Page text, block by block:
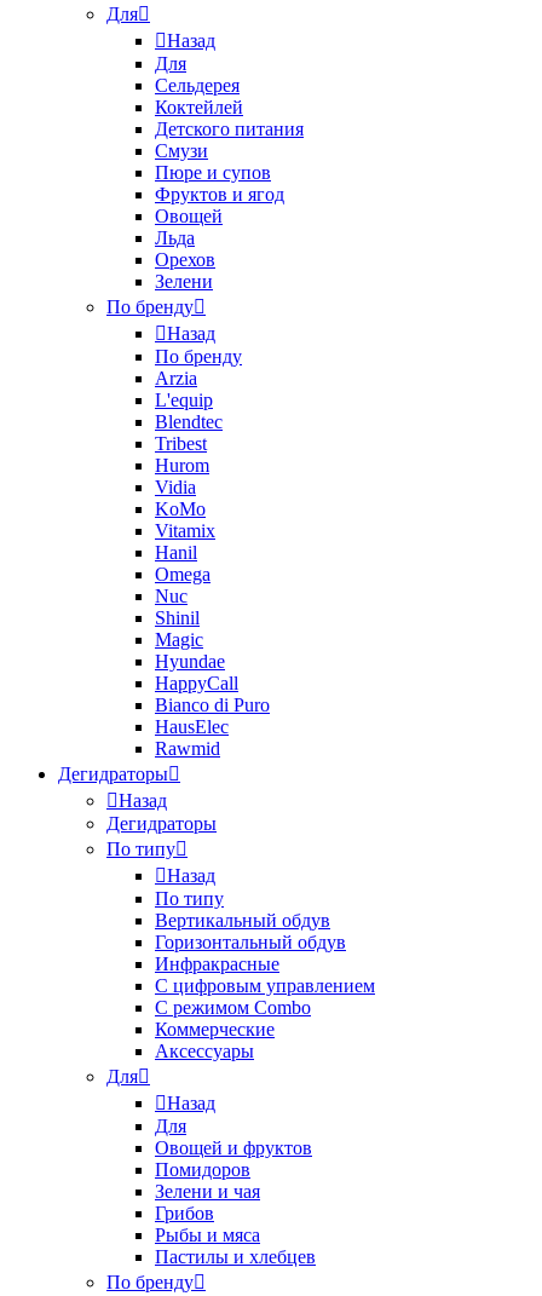
Для
Назад
Для
Сельдерея
Коктейлей
Детского питания
Смузи
Пюре и супов
Фруктов и ягод
Овощей
Льда
Орехов
Зелени
По бренду
Назад
По бренду
Arzia
L'equip
Blendtec
Tribest
Hurom
Vidia
KoMo
Vitamix
Hanil
Omega
Nuc
Shinil
Magic
Hyundae
HappyCall
Bianco di Puro
HausElec
Rawmid
Дегидраторы
Назад
Дегидраторы
По типу
Назад
По типу
Вертикальный обдув
Горизонтальный обдув
Инфракрасные
С цифровым управлением
С режимом Combo
Коммерческие
Аксессуары
Для
Назад
Для
Овощей и фруктов
Помидоров
Зелени и чая
Грибов
Рыбы и мяса
Пастилы и хлебцев
По бренду